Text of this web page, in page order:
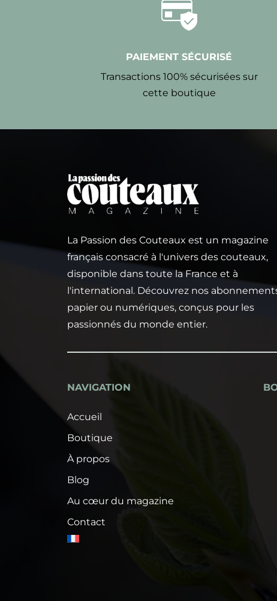
PAIEMENT SÉCURISÉ
Transactions 100% sécurisées sur
cette boutique
La Passion des Couteaux est un magazine
français consacré à l'univers des couteaux,
disponible dans toute la France et à
l'international. Découvrez nos
papier ou numériques, conçus pour les
passionnés du monde entier.
NAVIGATION
Accueil
Boutique
À propos
Blog
Au cœur du magazine
Contact